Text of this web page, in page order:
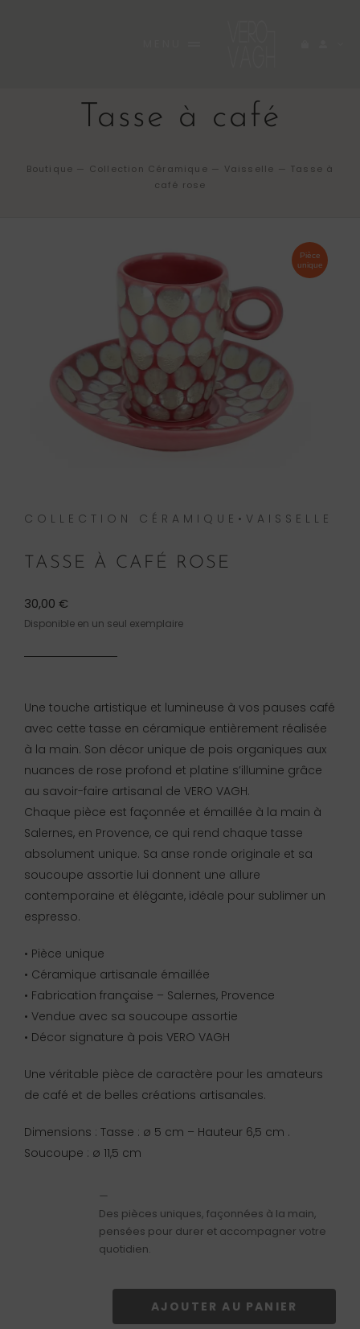
Tasse à café
Boutique — Collection Céramique — Vaisselle — Tasse à
café rose
Pièce
unique
COLLECTION CÉRAMIQUE•VAISSELLE
TASSE À CAFÉ ROSE
30,00 €
Disponible en un seul exemplaire
Une touche artistique et lumineuse à vos pauses café
avec cette tasse en céramique entièrement réalisée
à la main. Son décor unique de pois organiques aux
nuances de rose profond et platine s’illumine grâce
au savoir-faire artisanal de VERO VAGH.
Chaque pièce est façonnée et émaillée à la main à
Salernes, en Provence, ce qui rend chaque tasse
absolument unique. Sa anse ronde originale et sa
soucoupe assortie lui donnent une allure
contemporaine et élégante, idéale pour sublimer un
espresso.
• Pièce unique
• Céramique artisanale émaillée
• Fabrication française – Salernes, Provence
• Vendue avec sa soucoupe assortie
• Décor signature à pois VERO VAGH
Une véritable pièce de caractère pour les amateurs
de café et de belles créations artisanales.
Dimensions : Tasse : ø 5 cm – Hauteur 6,5 cm .
Soucoupe : ø 11,5 cm
—
Des pièces uniques, façonnées à la main,
pensées pour durer et accompagner votre
quotidien.
AJOUTER AU PANIER